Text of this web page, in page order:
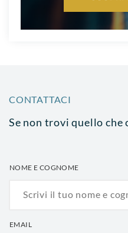
CONTATTACI
Se non trovi quello che
NOME E COGNOME
EMAIL